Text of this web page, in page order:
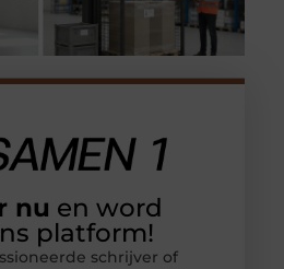
nu en word
platform!
schrijver of